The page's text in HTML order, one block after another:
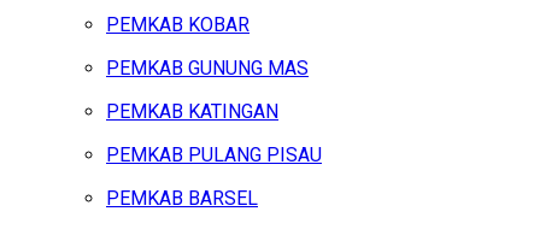
PEMKAB KOBAR
PEMKAB GUNUNG MAS
PEMKAB KATINGAN
PEMKAB PULANG PISAU
PEMKAB BARSEL